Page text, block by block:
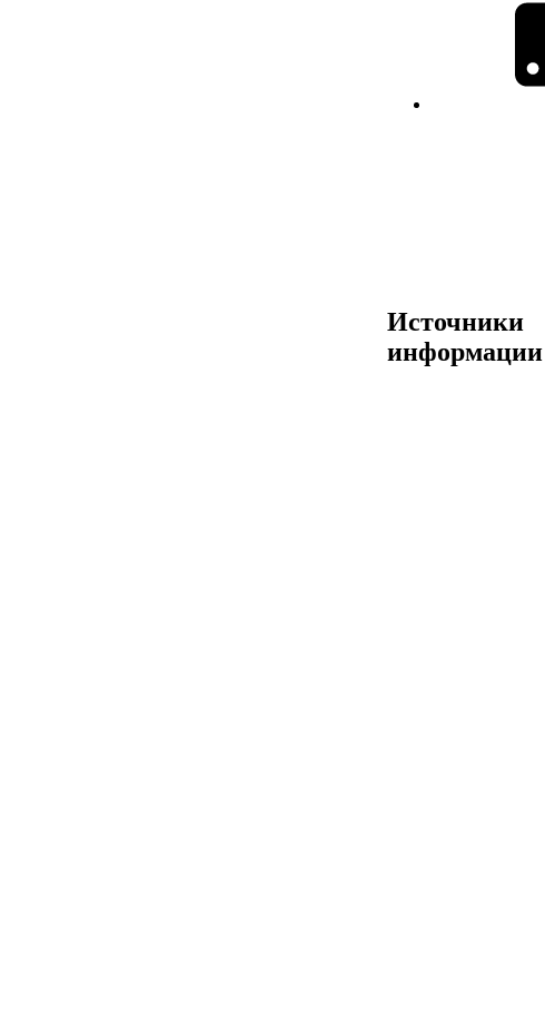
Источники
информации